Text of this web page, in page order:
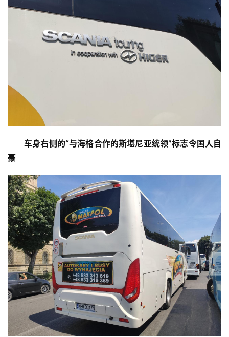
讯
费
技
财
经
教
育
专
题
汽
车
登录 注册
车身右侧的“与海格合作的斯堪尼亚统领”标志令国人自
豪